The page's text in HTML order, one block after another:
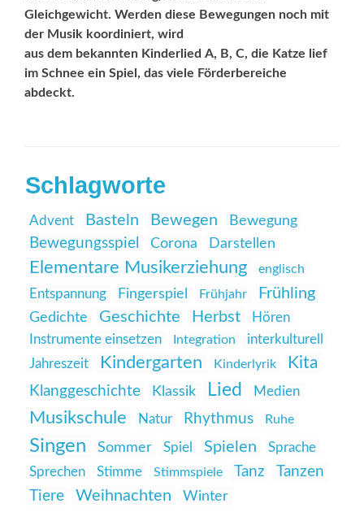
Gleichgewicht. Werden ­diese ­Bewegungen noch mit
der Musik koordiniert, wird
aus dem bekannten Kinderlied A, B, C, die Katze lief
im Schnee ein Spiel, das viele Förderbereiche
abdeckt.
Schlagworte
Advent Basteln Bewegen Bewegung
Bewegungsspiel Corona Darstellen
Elementare Musikerziehung englisch
Entspannung Fingerspiel Frühjahr Frühling
Gedichte Geschichte Herbst
Hören
Instrumente einsetzen
Integration
interkulturell
Jahreszeit
Kindergarten Kinderlyrik Kita
Klanggeschichte Klassik Lied Medien
Musikschule Natur Rhythmus Ruhe
Singen Sommer Spiel Spielen
Sprache
Sprechen
Stimme Stimmspiele Tanz
Tanzen
Tiere
Weihnachten Winter